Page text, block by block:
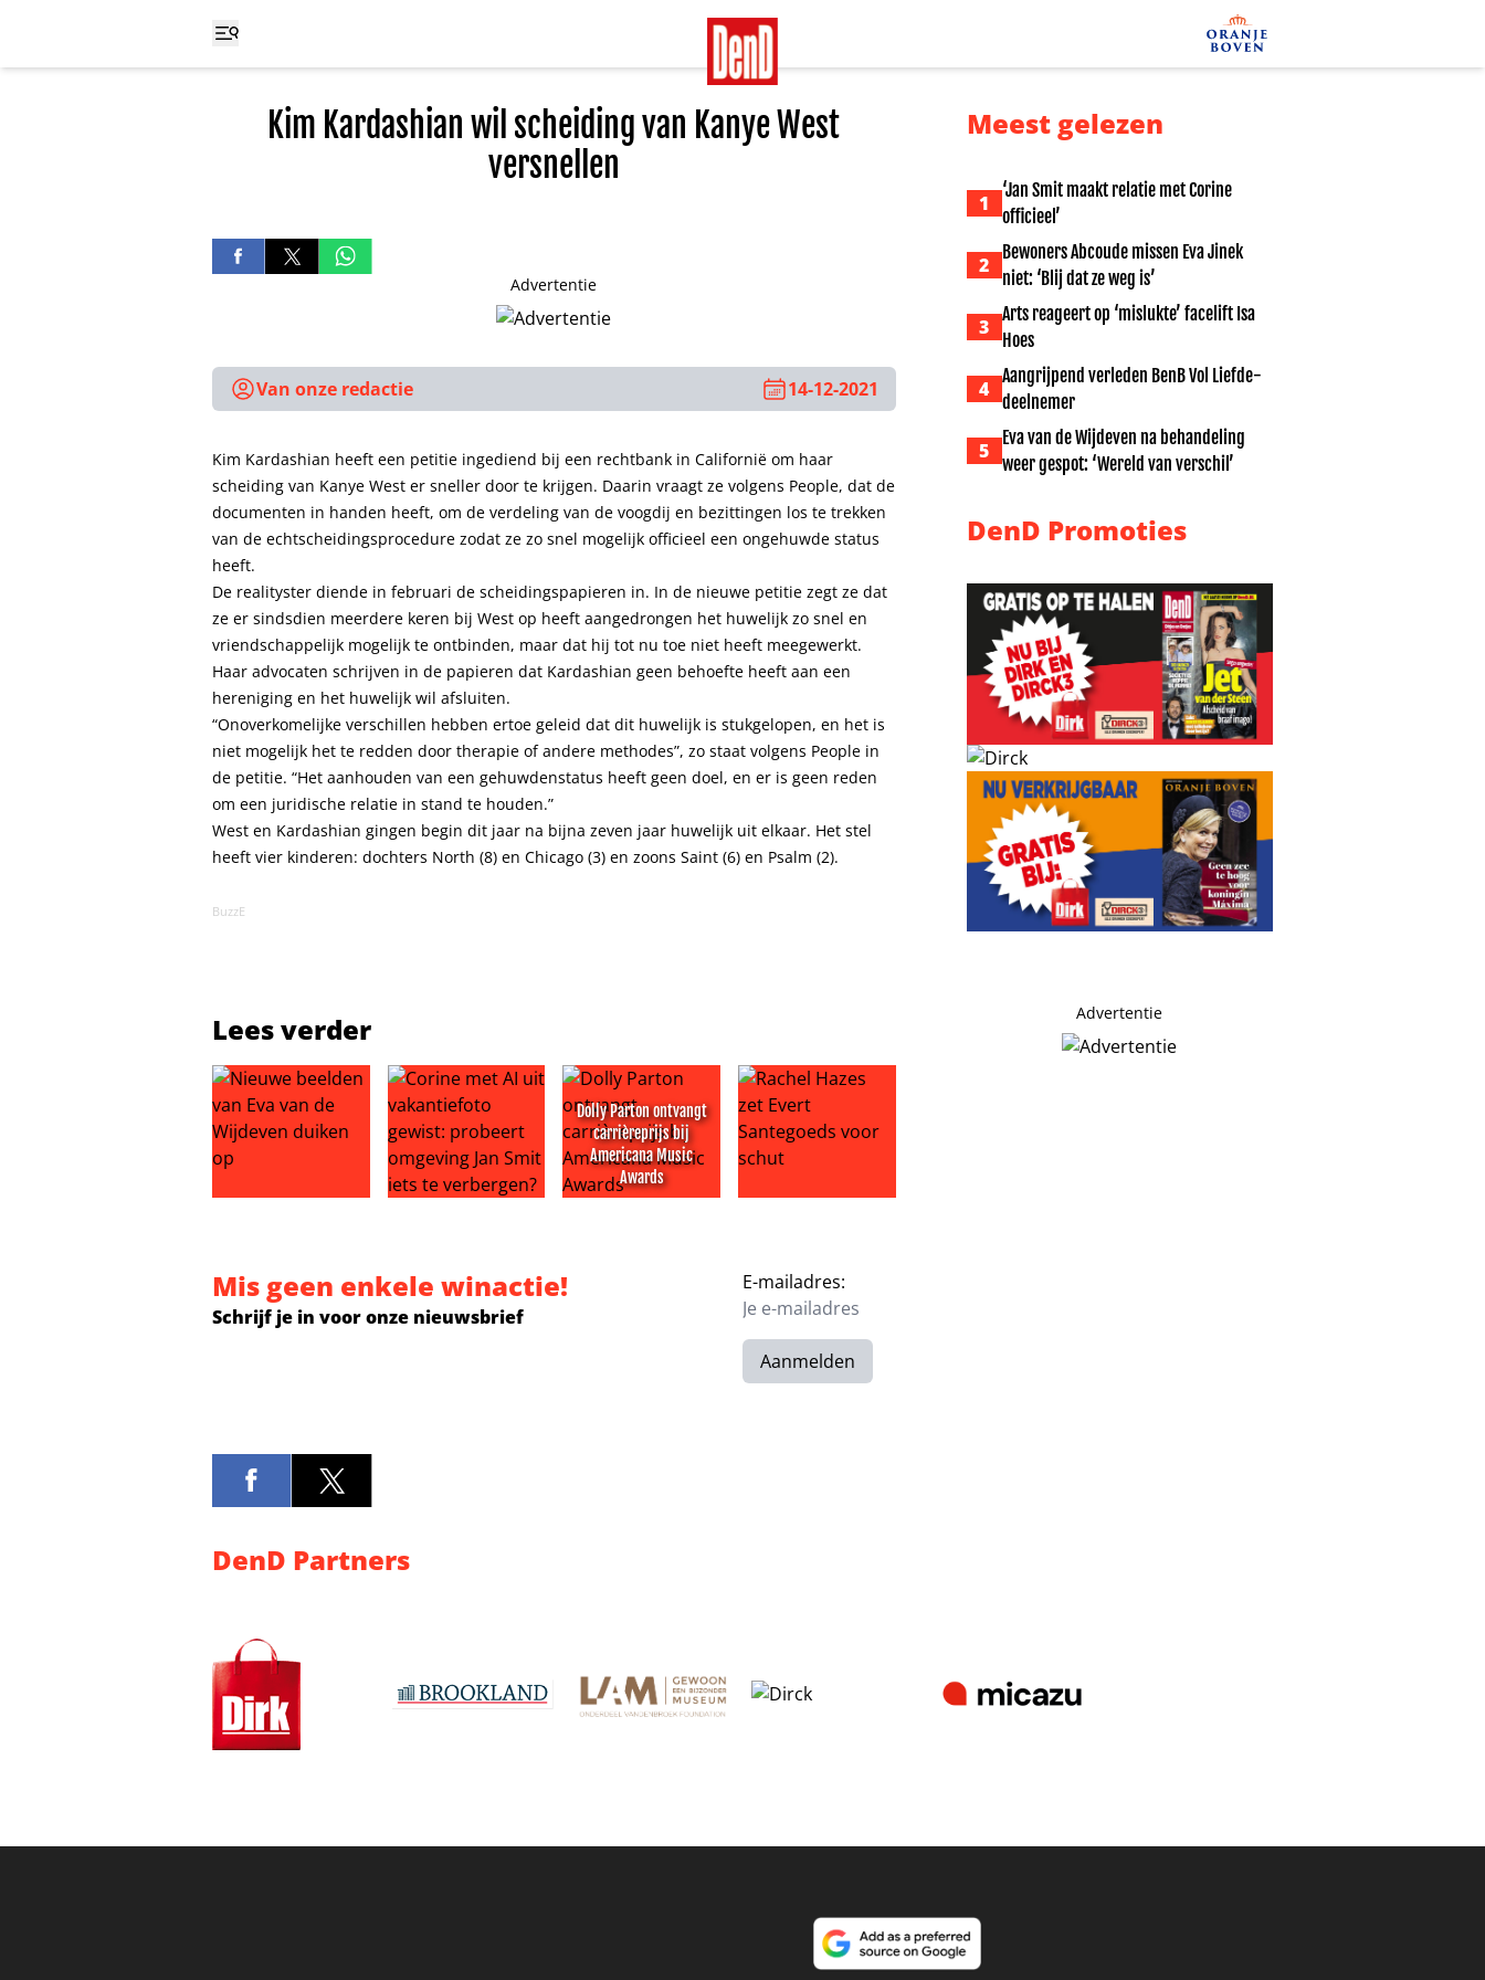
Kim Kardashian wil scheiding van Kanye West
versnellen
Advertentie
Van onze redactie 14-12-2021
Kim Kardashian heeft een petitie ingediend bij een rechtbank in Californië om haar
scheiding van Kanye West er sneller door te krijgen. Daarin vraagt ze volgens People, dat de
documenten in handen heeft, om de verdeling van de voogdij en bezittingen los te trekken
van de echtscheidingsprocedure zodat ze zo snel mogelijk officieel een ongehuwde status
heeft.
De realityster diende in februari de scheidingspapieren in. In de nieuwe petitie zegt ze dat
ze er sindsdien meerdere keren bij West op heeft aangedrongen het huwelijk zo snel en
vriendschappelijk mogelijk te ontbinden, maar dat hij tot nu toe niet heeft meegewerkt.
Haar advocaten schrijven in de papieren dat Kardashian geen behoefte heeft aan een
hereniging en het huwelijk wil afsluiten.
“Onoverkomelijke verschillen hebben ertoe geleid dat dit huwelijk is stukgelopen, en het is
niet mogelijk het te redden door therapie of andere methodes”, zo staat volgens People in
de petitie. “Het aanhouden van een gehuwdenstatus heeft geen doel, en er is geen reden
om een juridische relatie in stand te houden.”
West en Kardashian gingen begin dit jaar na bijna zeven jaar huwelijk uit elkaar. Het stel
heeft vier kinderen: dochters North (8) en Chicago (3) en zoons Saint (6) en Psalm (2).
BuzzE
Lees verder
Dolly Parton ontvangt
carrièreprijs bij
Americana Music
Awards
Meest gelezen
1
‘Jan Smit maakt relatie met Corine
officieel’
2
Bewoners Abcoude missen Eva Jinek
niet: ‘Blij dat ze weg is’
3
Arts reageert op ‘mislukte’ facelift Isa
Hoes
4
Aangrijpend verleden BenB Vol Liefde-
deelnemer
5
Eva van de Wijdeven na behandeling
weer gespot: ‘Wereld van verschil’
DenD Promoties
Advertentie
Mis geen enkele winactie!
Schrijf je in voor onze nieuwsbrief
E-mailadres:
Aanmelden
DenD Partners